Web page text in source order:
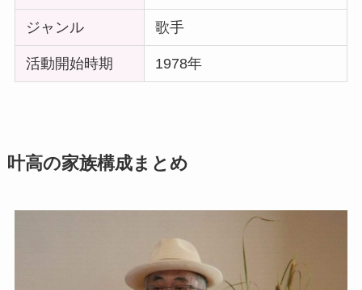
ジャンル 歌手
活動開始時期 1978年
叶高の家族構成まとめ